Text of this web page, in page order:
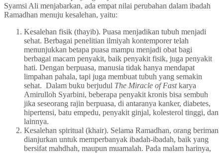
Syamsi Ali menjabarkan, ada empat nilai perubahan dalam ibadah
Ramadhan menuju kesalehan, yaitu:
Kesalehan fisik (thayib). Puasa menjadikan tubuh menjadi
sehat. Berbagai penelitian ilmiyah kontemporer telah
menunjukkan betapa puasa mampu menjadi obat bagi
berbagai macam penyakit, baik penyakit fisik, juga penyakit
hati. Dengan berpuasa, manusia tidak hanya mendapat
limpahan pahala, tapi juga membuat tubuh yang semakin
sehat. Dalam buku berjudul The Miracle of Fastkarya
Amirulloh Syarbini, beberapa penyakit kronis bisa sembuh
jika seseorang rajin berpuasa, di antaranya kanker, diabetes,
hipertensi, batu empedu, penyakit ginjal, kolesterol tinggi, dan
lainnya.
Kesalehan spiritual (khair). Selama Ramadhan, orang beriman
dianjurkan untuk memperbanyak ibadah-ibadah, baik yang
bersifat mahdhah, maupun muamalah. Pada malam harinya,